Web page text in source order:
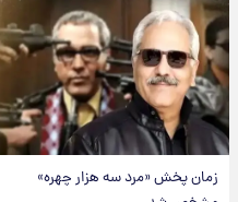
زمان پخش «مرد سه هزار چهره»